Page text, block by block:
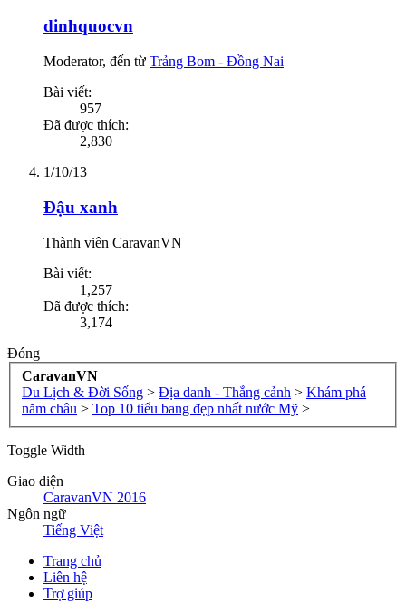
dinhquocvn
Moderator, đến từ Trảng Bom - Đồng Nai
Bài viết:
957
Đã được thích:
2,830
1/10/13
Đậu xanh
Thành viên CaravanVN
Bài viết:
1,257
Đã được thích:
3,174
Đóng
CaravanVN
Du Lịch & Đời Sống > Địa danh - Thắng cảnh > Khám phá
năm châu > Top 10 tiểu bang đẹp nhất nước Mỹ >
Toggle Width
Giao diện
CaravanVN 2016
Ngôn ngữ
Tiếng Việt
Trang chủ
Liên hệ
Trợ giúp